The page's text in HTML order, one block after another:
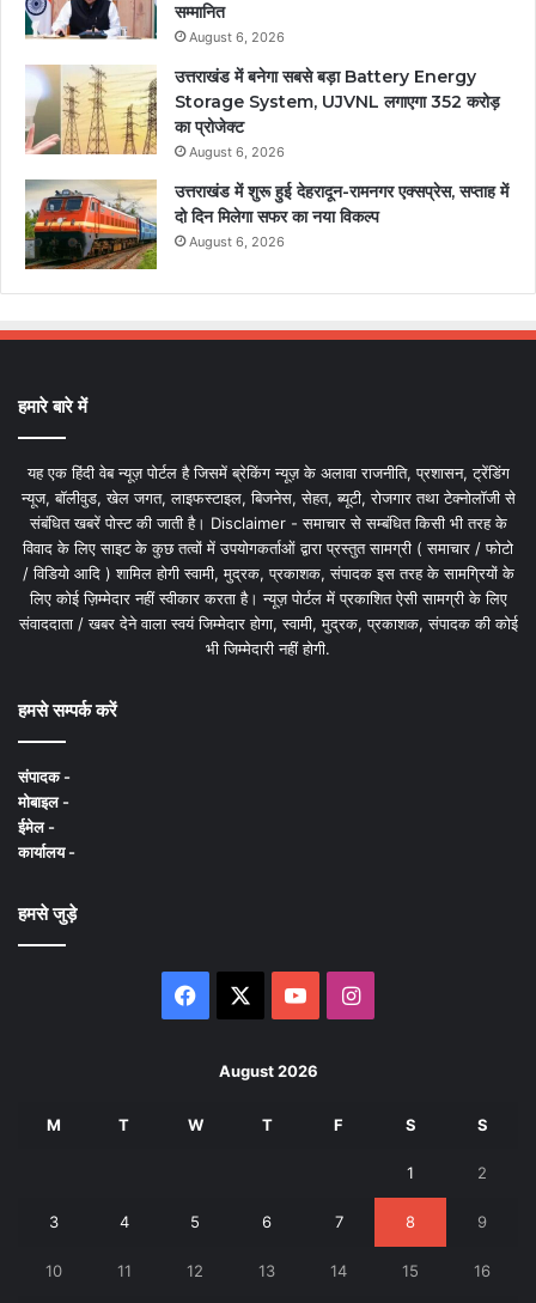
सम्मानित
August 6, 2026
उत्तराखंड में बनेगा सबसे बड़ा Battery Energy
Storage System, UJVNL लगाएगा 352 करोड़
का प्रोजेक्ट
August 6, 2026
उत्तराखंड में शुरू हुई देहरादून-रामनगर एक्सप्रेस, सप्ताह में
दो दिन मिलेगा सफर का नया विकल्प
August 6, 2026
हमारे बारे में
यह एक हिंदी वेब न्यूज़ पोर्टल है जिसमें ब्रेकिंग न्यूज़ के अलावा राजनीति, प्रशासन, ट्रेंडिंग
न्यूज, बॉलीवुड, खेल जगत, लाइफस्टाइल, बिजनेस, सेहत, ब्यूटी, रोजगार तथा टेक्नोलॉजी से
संबंधित खबरें पोस्ट की जाती है। Disclaimer - समाचार से सम्बंधित किसी भी तरह के
विवाद के लिए साइट के कुछ तत्वों में उपयोगकर्ताओं द्वारा प्रस्तुत सामग्री ( समाचार / फोटो
/ विडियो आदि ) शामिल होगी स्वामी, मुद्रक, प्रकाशक, संपादक इस तरह के सामग्रियों के
लिए कोई ज़िम्मेदार नहीं स्वीकार करता है। न्यूज़ पोर्टल में प्रकाशित ऐसी सामग्री के लिए
संवाददाता / खबर देने वाला स्वयं जिम्मेदार होगा, स्वामी, मुद्रक, प्रकाशक, संपादक की कोई
भी जिम्मेदारी नहीं होगी.
हमसे सम्पर्क करें
संपादक -
मोबाइल -
ईमेल -
कार्यालय -
हमसे जुड़े
Facebook YouTubeInstagram
August 2026
M T W T F S S
1 2
3 4 5 6 7 8 9
10 11 12 13 14 15 16